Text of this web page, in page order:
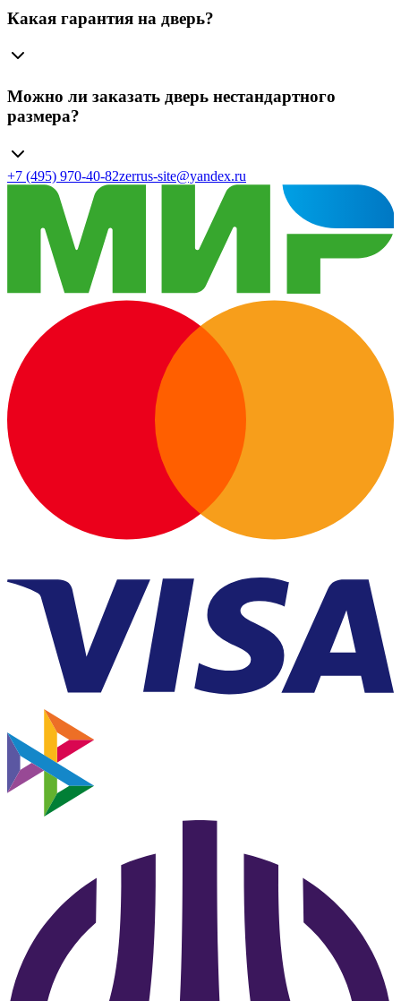
Какая гарантия на дверь?
Можно ли заказать дверь нестандартного
размера?
+7 (495) 970-40-82zerrus-site@yandex.ru